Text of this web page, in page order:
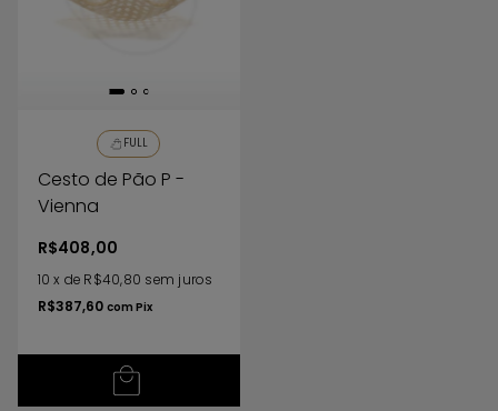
FULL
Cesto de Pão P -
Vienna
R$408,00
10 x de R$40,80 sem juros
R$387,60 com Pix